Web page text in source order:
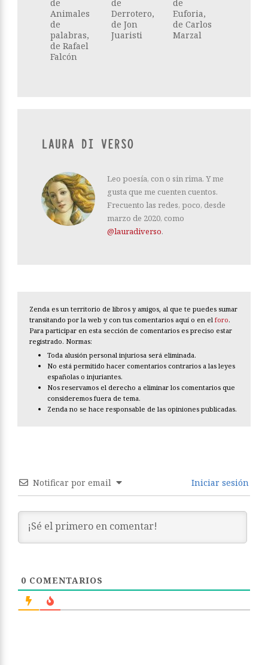
de
Animales
de
palabras,
de Rafael
Falcón
de
Derrotero,
de Jon
Juaristi
de
Euforia,
de Carlos
Marzal
LAURA DI VERSO
Leo poesía, con o sin rima. Y me
gusta que me cuenten cuentos.
Frecuento las redes, poco, desde
marzo de 2020, como
@lauradiverso.
Zenda es un territorio de libros y amigos, al que te puedes sumar
transitando por la web y con tus comentarios aquí o en el foro.
Para participar en esta sección de comentarios es preciso estar
registrado. Normas:
Toda alusión personal injuriosa será eliminada.
No está permitido hacer comentarios contrarios a las leyes
españolas o injuriantes.
Nos reservamos el derecho a eliminar los comentarios que
consideremos fuera de tema.
Zenda no se hace responsable de las opiniones publicadas.
Notificar por email Iniciar sesión
0 COMENTARIOS